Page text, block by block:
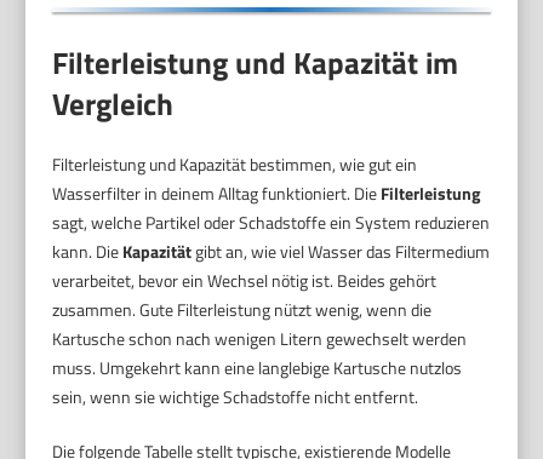
Filterleistung und Kapazität im
Vergleich
Filterleistung und Kapazität bestimmen, wie gut ein
Wasserfilter in deinem Alltag funktioniert. DieFilterleistung
sagt, welche Partikel oder Schadstoffe ein System reduzieren
kann. DieKapazitätgibt an, wie viel Wasser das Filtermedium
verarbeitet, bevor ein Wechsel nötig ist. Beides gehört
zusammen. Gute Filterleistung nützt wenig, wenn die
Kartusche schon nach wenigen Litern gewechselt werden
muss. Umgekehrt kann eine langlebige Kartusche nutzlos
sein, wenn sie wichtige Schadstoffe nicht entfernt.
Die folgende Tabelle stellt typische, existierende Modelle